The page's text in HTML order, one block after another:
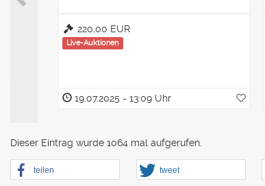
220,00 EUR
Live-Auktionen
19.07.2025 - 13:09 Uhr
Dieser Eintrag wurde 1064 mal aufgerufen.
teilen tweet